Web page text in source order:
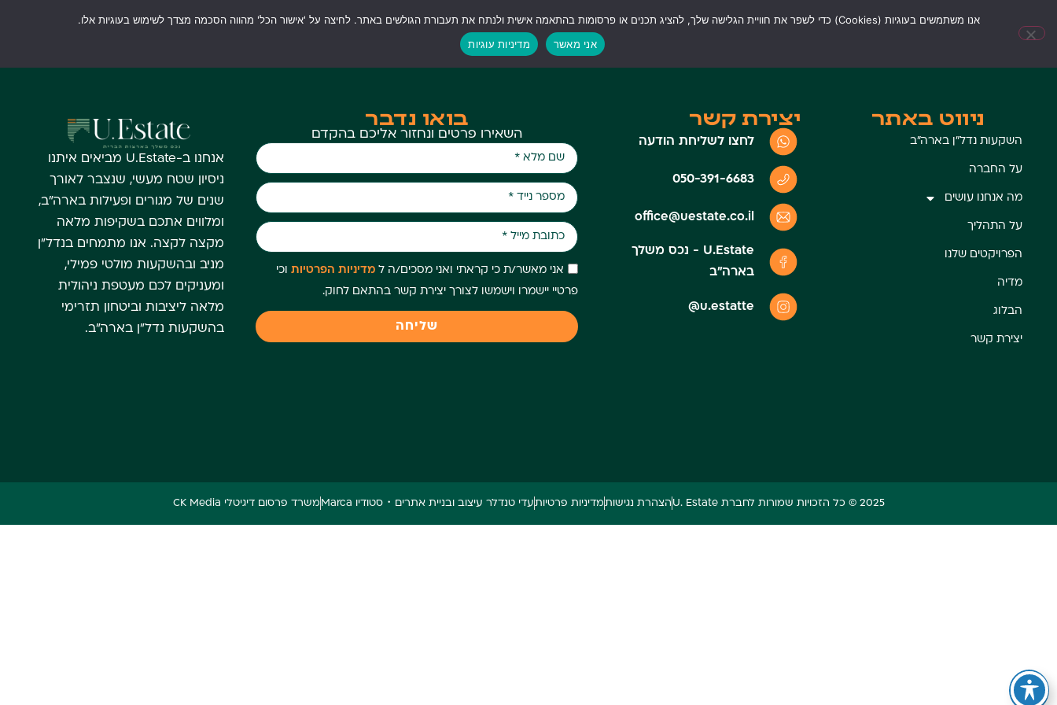
השקעות נדל״ן בארה״ב על התהליך הפרויקטים שלנו מדיה הבלוג
ניווט באתר
השקעות נדל״ן בארה״ב
על החברה
מה אנחנו עושים
על התהליך
הפרויקטים שלנו
מדיה
הבלוג
יצירת קשר
יצירת קשר
לחצו לשליחת הודעה
050-391-6683
office@uestate.co.il
U.Estate - נכס משלך
בארה״ב
u.estatte@
בואו נדבר
השאירו פרטים ונחזור אליכם בהקדם
אני מאשר/ת כי קראתי ואני מסכים/ה ל מדיניות הפרטיות וכי
פרטיי יישמרו וישמשו לצורך יצירת קשר בהתאם לחוק.
שליחה
אנחנו ב-U.Estate מביאים איתנו
ניסיון שטח מעשי, שנצבר לאורך
שנים של מגורים ופעילות בארה"ב,
ומלווים אתכם בשקיפות מלאה
מקצה לקצה. אנו מתמחים בנדל"ן
מניב ובהשקעות מולטי פמילי,
ומעניקים לכם מעטפת ניהולית
מלאה ליציבות וביטחון תזרימי
בהשקעות נדל"ן בארה"ב.
2025 © כל הזכויות שמורות לחברת U. Estate הצהרת נגישות מדיניות פרטיות עדי טנדלר עיצוב ובניית אתרים・סטודיו Marca משרד פרסום דיגיטלי CK Media
אנו משתמשים בעוגיות (Cookies) כדי לשפר את חוויית הגלישה שלך, להציג תכנים או פרסומות בהתאמה אישית ולנתח את תעבורת הגולשים באתר. לחיצה על 'אישור הכל' מהווה הסכמה מצדך לשימוש בעוגיות אלו.
אני מאשר
מדיניות עוגיות